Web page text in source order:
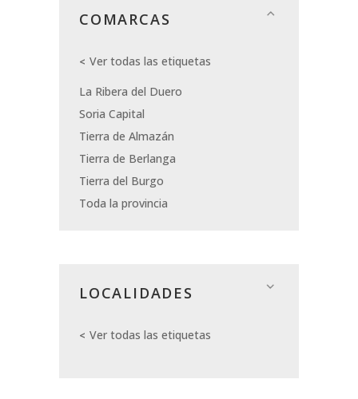
COMARCAS
Ver todas las etiquetas
La Ribera del Duero
Soria Capital
Tierra de Almazán
Tierra de Berlanga
Tierra del Burgo
Toda la provincia
LOCALIDADES
Ver todas las etiquetas